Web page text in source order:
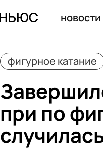
новости
фигурное катание
при по